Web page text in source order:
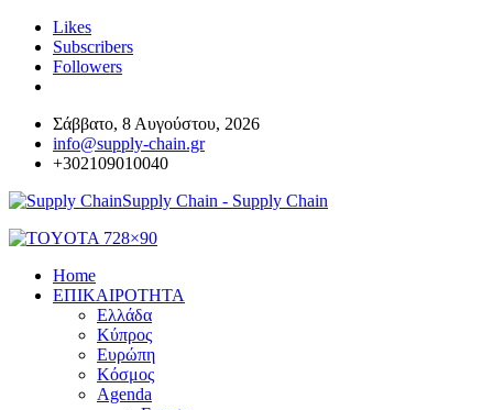
Likes
Subscribers
Followers
Σάββατο, 8 Αυγούστου, 2026
info@supply-chain.gr
+302109010040
Supply Chain - Supply Chain
Home
ΕΠΙΚΑΙΡΟΤΗΤΑ
Ελλάδα
Κύπρος
Ευρώπη
Κόσμος
Agenda